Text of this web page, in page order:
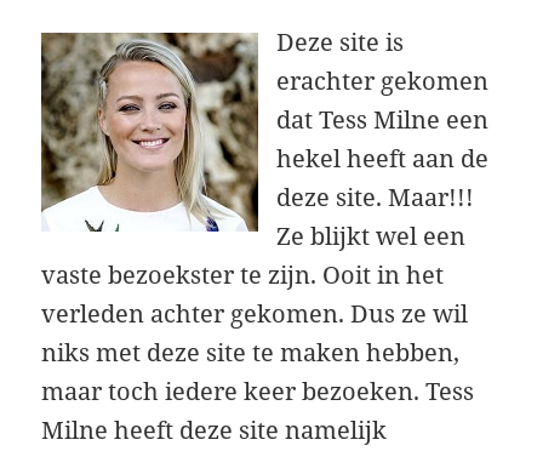
Deze site is
erachter gekomen
dat Tess Milne een
hekel heeft aan de
deze site. Maar!!!
Ze blijkt wel een
vaste bezoekster te zijn. Ooit in het
verleden achter gekomen. Dus ze wil
niks met deze site te maken hebben,
maar toch iedere keer bezoeken. Tess
Milne heeft deze site namelijk